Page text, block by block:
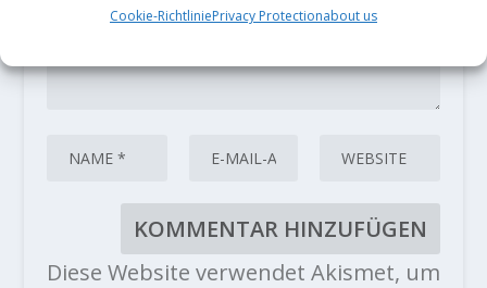
Cookie-RichtliniePrivacy Protectionabout us
Diese Website verwendet Akismet, um